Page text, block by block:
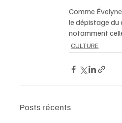
Comme
le dépistage du
notamment
CULTURE
Posts récents